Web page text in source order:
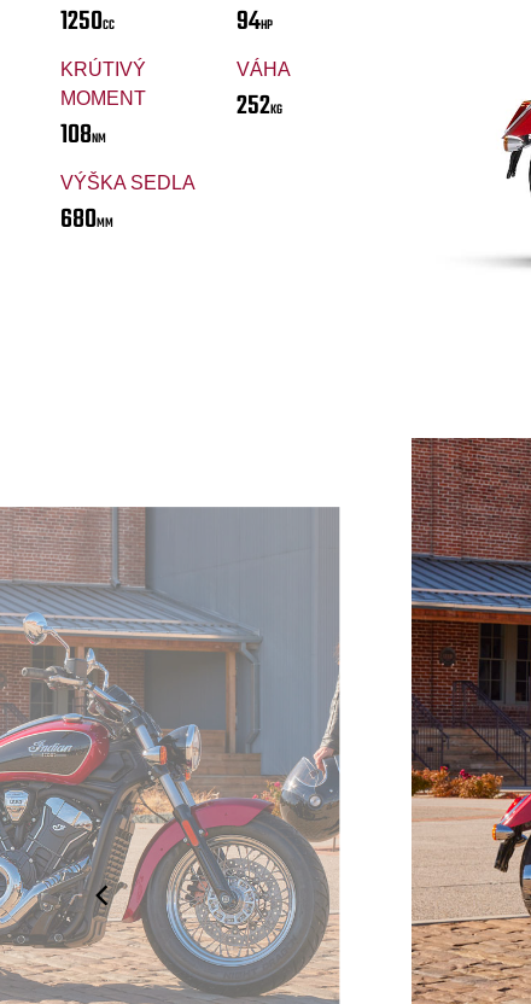
1250CC 94HP
KRÚTIVÝ
MOMENT
108NM
VÁHA
252KG
VÝŠKA SEDLA
680MM